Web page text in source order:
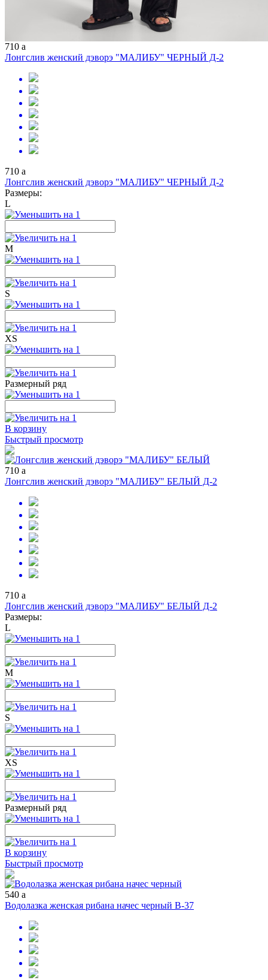
710 a
Лонгслив женский дэворэ "МАЛИБУ" ЧЕРНЫЙ Д-2
710 a
Лонгслив женский дэворэ "МАЛИБУ" ЧЕРНЫЙ Д-2
Размеры:
L
M
S
XS
Размерный ряд
В корзину
Быстрый просмотр
710 a
Лонгслив женский дэворэ "МАЛИБУ" БЕЛЫЙ Д-2
710 a
Лонгслив женский дэворэ "МАЛИБУ" БЕЛЫЙ Д-2
Размеры:
L
M
S
XS
Размерный ряд
В корзину
Быстрый просмотр
540 a
Водолазка женская рибана начес черный В-37